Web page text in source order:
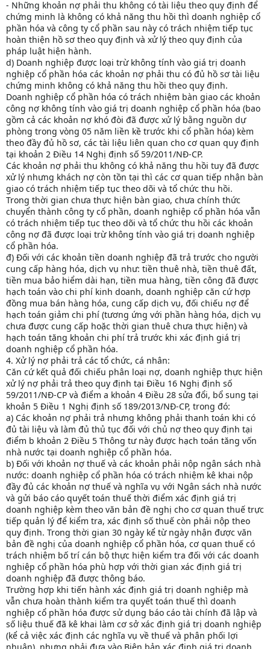
- Những khoản nợ phải thu không có tài liệu theo quy định để
chứng minh là không có khả năng thu hồi thì doanh nghiệp cổ
phần hóa và công ty cổ phần sau này có trách nhiệm tiếp tục
hoàn thiện hồ sơ theo quy định và xử lý theo quy định của
pháp luật hiện hành.
d) Doanh nghiệp được loại trừ không tính vào giá trị doanh
nghiệp cổ phần hóa các khoản nợ phải thu có đủ hồ sơ tài liệu
chứng minh không có khả năng thu hồi theo quy định.
Doanh nghiệp cổ phần hóa có trách nhiệm bàn giao các khoản
công nợ không tính vào giá trị doanh nghiệp cổ phần hóa (bao
gồm cả các khoản nợ khó đòi đã được xử lý bằng nguồn dự
phòng trong vòng 05 năm liền kề trước khi cổ phần hóa) kèm
theo đầy đủ hồ sơ, các tài liệu liên quan cho cơ quan quy định
tại khoản 2 Điều 14 Nghị định số 59/2011/NĐ-CP.
Các khoản nợ phải thu không có khả năng thu hồi tuy đã được
xử lý nhưng khách nợ còn tồn tại thì các cơ quan tiếp nhận bàn
giao có trách nhiệm tiếp tục theo dõi và tổ chức thu hồi.
Trong thời gian chưa thực hiện bàn giao, chưa chính thức
chuyển thành công ty cổ phần, doanh nghiệp cổ phần hóa vẫn
có trách nhiệm tiếp tục theo dõi và tổ chức thu hồi các khoản
công nợ đã được loại trừ không tính vào giá trị doanh nghiệp
cổ phần hóa.
đ) Đối với các khoản tiền doanh nghiệp đã trả trước cho người
cung cấp hàng hóa, dịch vụ như: tiền thuê nhà, tiền thuê đất,
tiền mua bảo hiểm dài hạn, tiền mua hàng, tiền công đã được
hạch toán vào chi phí kinh doanh, doanh nghiệp căn cứ hợp
đồng mua bán hàng hóa, cung cấp dịch vụ, đối chiếu nợ để
hạch toán giảm chi phí (tương ứng với phần hàng hóa, dịch vụ
chưa được cung cấp hoặc thời gian thuê chưa thực hiện) và
hạch toán tăng khoản chi phí trả trước khi xác định giá trị
doanh nghiệp cổ phần hóa.
4. Xử lý nợ phải trả các tổ chức, cá nhân:
Căn cứ kết quả đối chiếu phân loại nợ, doanh nghiệp thực hiện
xử lý nợ phải trả theo quy định tại Điều 16 Nghị định số
59/2011/NĐ-CP và điểm a khoản 4 Điều 28 sửa đổi, bổ sung tại
khoản 5 Điều 1 Nghị định số 189/2013/NĐ-CP, trong đó:
a) Các khoản nợ phải trả nhưng không phải thanh toán khi có
đủ tài liệu và làm đủ thủ tục đối với chủ nợ theo quy định tại
điểm b khoản 2 Điều 5 Thông tư này được hạch toán tăng vốn
nhà nước tại doanh nghiệp cổ phần hóa.
b) Đối với khoản nợ thuế và các khoản phải nộp ngân sách nhà
nước: doanh nghiệp cổ phần hóa có trách nhiệm kê khai nộp
đầy đủ các khoản nợ thuế và nghĩa vụ với Ngân sách nhà nước
và gửi báo cáo quyết toán thuế thời điểm xác định giá trị
doanh nghiệp kèm theo văn bản đề nghị cho cơ quan thuế trực
tiếp quản lý để kiểm tra, xác định số thuế còn phải nộp theo
quy định. Trong thời gian 30 ngày kể từ ngày nhận được văn
bản đề nghị của doanh nghiệp cổ phần hóa, cơ quan thuế có
trách nhiệm bố trí cán bộ thực hiện kiểm tra đối với các doanh
nghiệp cổ phần hóa phù hợp với thời gian xác định giá trị
doanh nghiệp đã được thông báo.
Trường hợp khi tiến hành xác định giá trị doanh nghiệp mà
vẫn chưa hoàn thành kiểm tra quyết toán thuế thì doanh
nghiệp cổ phần hóa được sử dụng báo cáo tài chính đã lập và
số liệu thuế đã kê khai làm cơ sở xác định giá trị doanh nghiệp
(kể cả việc xác định các nghĩa vụ về thuế và phân phối lợi